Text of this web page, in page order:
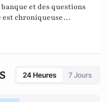
et des questions
chroniqueuse
Business.
24 Heures 7 Jours